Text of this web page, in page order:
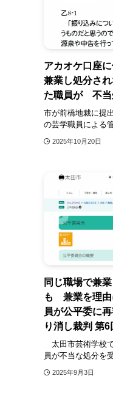
アカオケ口座
兼業し処分さ
た職員が 不当
市が前橋地裁に提
の芸学職員による
2025年10月20日
同じ職場で兼
も 兼業を理由
員が公平委に
り消し裁判 第
太田市芸術学校
員が不当な処分を
2025年9月3日